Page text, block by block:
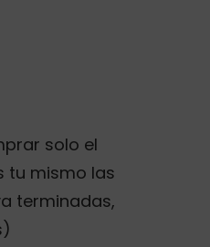
solo el
tu mismo las
terminadas,